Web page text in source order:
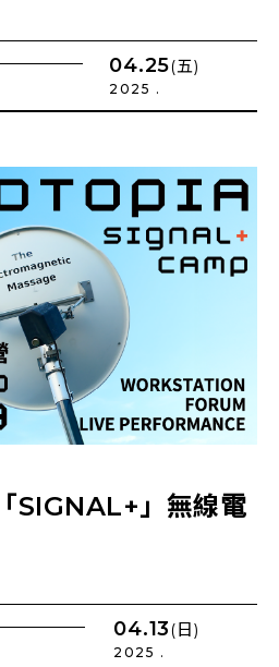
04.25(五)
2025 .
SIGNAL+」無線電
04.13(日)
2025 .